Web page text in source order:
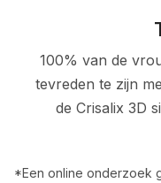
100% van de
tevreden te zijn
de Crisalix 3D
*Een online onderzoek